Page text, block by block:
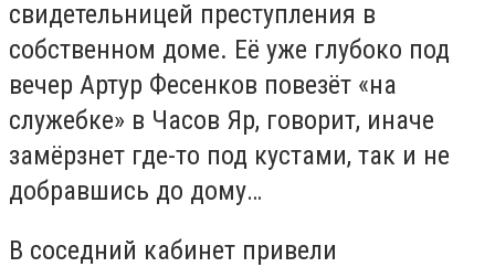
свидетельницей преступления в
собственном доме. Её уже глубоко под
вечер Артур Фесенков повезёт «на
служебке» в Часов Яр, говорит, иначе
замёрзнет где-то под кустами, так и не
добравшись до дому…
В соседний кабинет привели